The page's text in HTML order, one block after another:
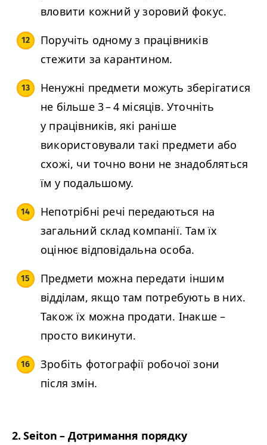
вловити кожний у зоровий фокус.
Поручіть одному з працівників
стежити за карантином.
Ненужні предмети можуть зберігатися
не більше 3 – 4 місяців. Уточніть
у працівників, які раніше
використовували такі предмети або
схожі, чи точно вони не знадобляться
їм у подальшому.
Непотрібні речі передаються на
загальний склад компанії. Там їх
оцінює відповідальна особа.
Предмети можна передати іншим
відділам, якщо там потребують в них.
Також їх можна продати. Інакше –
просто викинути.
Зробіть фотографії робочої зони
після змін.
2. Seiton – Дотримання порядку